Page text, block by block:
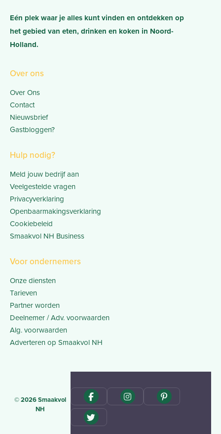
Eén plek waar je alles kunt vinden en ontdekken op
het gebied van eten, drinken en koken in Noord-
Holland.
Over ons
Over Ons
Contact
Nieuwsbrief
Gastbloggen?
Hulp nodig?
Meld jouw bedrijf aan
Veelgestelde vragen
Privacyverklaring
Openbaarmakingsverklaring
Cookiebeleid
Smaakvol NH Business
Voor ondernemers
Onze diensten
Tarieven
Partner worden
Deelnemer / Adv. voorwaarden
Alg. voorwaarden
Adverteren op Smaakvol NH
© 2026 Smaakvol
NH